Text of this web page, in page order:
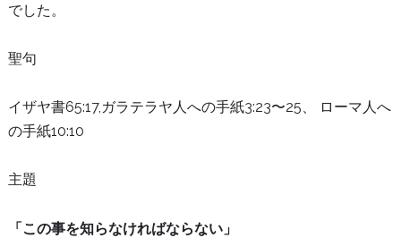
でした。
聖句
イザヤ書65:17,ガラテラヤ人への手紙3:23〜25、 ローマ人へ
の手紙10:10
主題
「この事を知らなければならない」